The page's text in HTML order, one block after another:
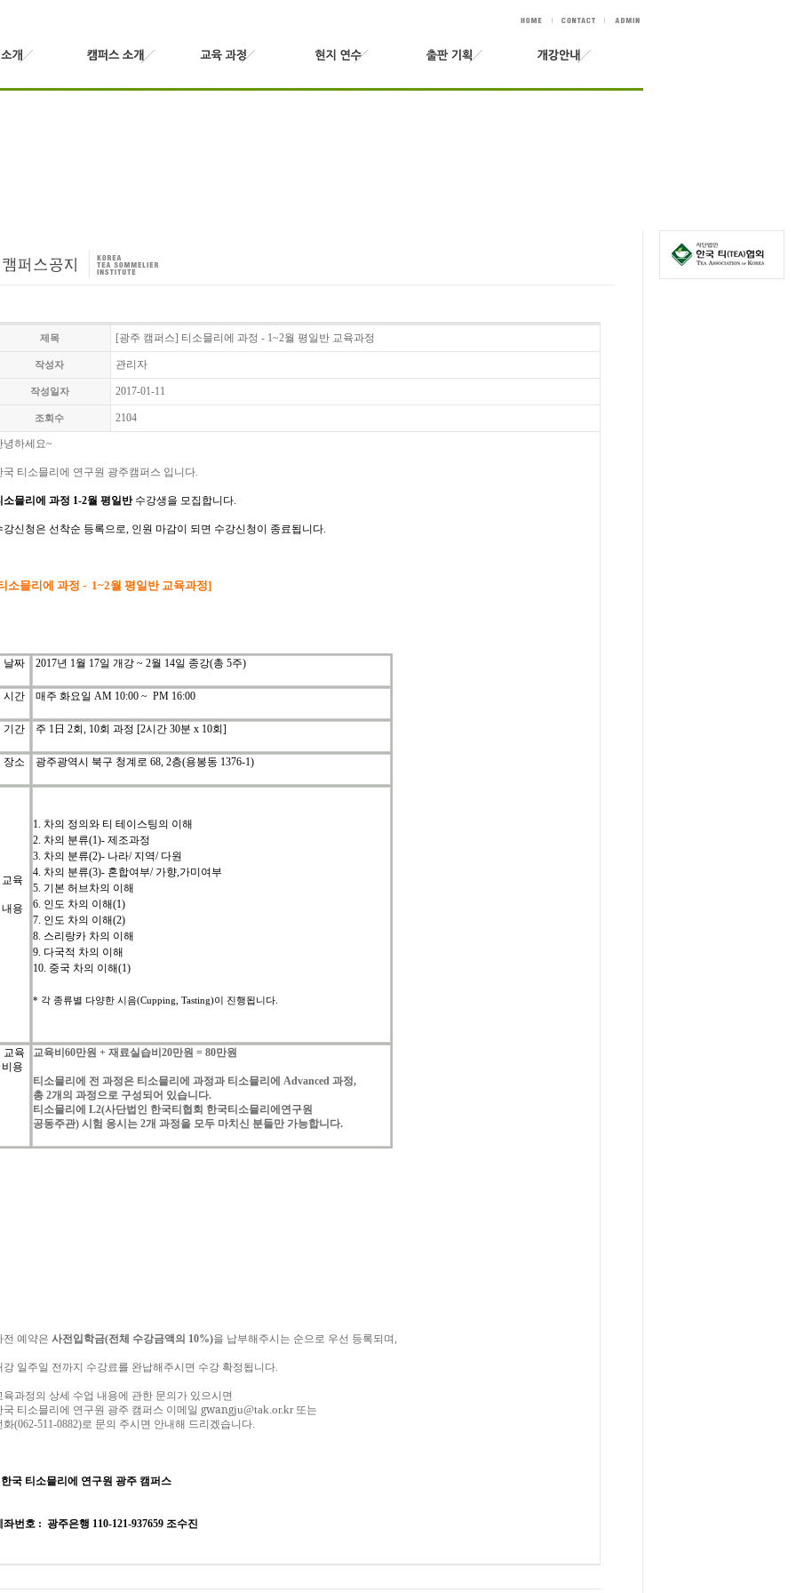
제목 [광주 캠퍼스] 티소믈리에 과정 - 1~2월 평일반 교육과정
작성자 관리자
작성일자 2017-01-11
조회수 2104
녕하세요~
국 티소믈리에 연구원 광주캠퍼스 입니다.
소믈리에 과정 1-2월 평일반 수강생을 모집합니다.
강신청은 선착순 등록으로, 인원 마감이 되면 수강신청이 종료됩니다.
소믈리에 과정 - 1~2월 평일반 교육과정]
날짜 2017년 1월 17일 개강 ~ 2월 14일 종강(총 5주)
시간 매주 화요일 AM 10:00 ~ PM 16:00
기간 주 1日 2회, 10회 과정 [2시간 30분 x 10회]
장소 광주광역시 북구 청계로 68, 2층(용봉동 1376-1)
교육
내용
1. 차의 정의와 티 테이스팅의 이해
2. 차의 분류(1)-제조과정
3. 차의 분류(2)- 나라/ 지역/ 다원
4. 차의 분류(3)- 혼합여부/ 가향,가미여부
5. 기본 허브차의 이해
6. 인도 차의 이해(1)
7. 인도 차의 이해(2)
8. 스리랑카 차의 이해
9. 다국적 차의 이해
10. 중국 차의 이해(1)
* 각 종류별 다양한 시음(Cupping, Tasting)이 진행됩니다.
교육
비용
교육비60만원 +재료실습비20만원 = 80만원
티소믈리에 전 과정은 티소믈리에 과정과 티소믈리에 Advanced과정,
총 2개의 과정으로 구성되어 있습니다.
티소믈리에 L2(사단법인 한국티협회 한국티소믈리에연구원
공동주관)시험 응시는 2개 과정을 모두 마치신 분들만 가능합니다.
전 예약은 사전입학금(전체 수강금액의 10%)을 납부해주시는 순으로 우선 등록되며,
강 일주일 전까지 수강료를 완납해주시면 수강 확정됩니다.
육과정의 상세 수업 내용에 관한 문의가 있으시면
국 티소믈리에 연구원 광주 캠퍼스 이메일 gwangju@tak.or.kr 또는
화(062-511-0882)로 문의 주시면 안내해 드리겠습니다.
한국 티소믈리에 연구원 광주 캠퍼스
좌번호 : 광주은행 110-121-937659 조수진